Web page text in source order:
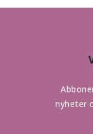
nyheter